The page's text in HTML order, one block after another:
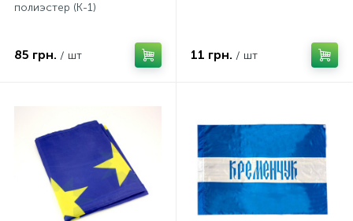
полиэстер (К-1)
85 грн. / шт 11 грн. / шт